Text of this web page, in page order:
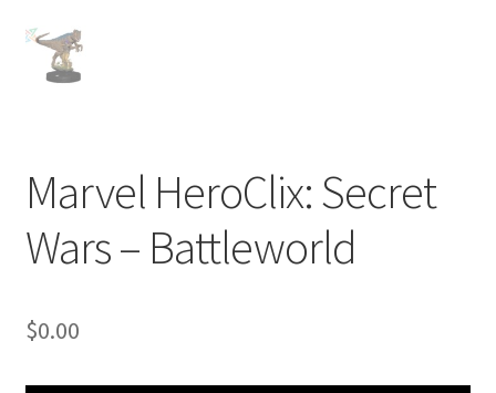
Marvel HeroClix: Secret
Wars – Battleworld
$0.00